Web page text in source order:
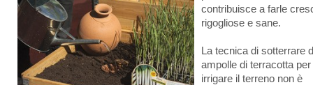
contribuisce a farle
rigogliose e sane.
La tecnica di sotterrare
ampolle di terracotta per
irrigare il terreno non è